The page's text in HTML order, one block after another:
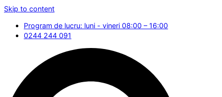
Skip to content
Program de lucru: luni - vineri 08:00 – 16:00
0244 244 091